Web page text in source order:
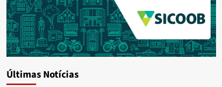
Últimas Notícias